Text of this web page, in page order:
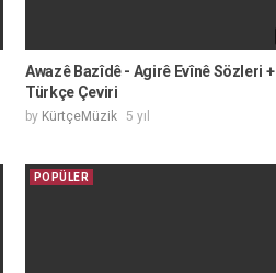
Awazê Bazîdê - Agirê Evînê Sözleri +
Türkçe Çeviri
by KürtçeMüzik 5 yıl
POPÜLER